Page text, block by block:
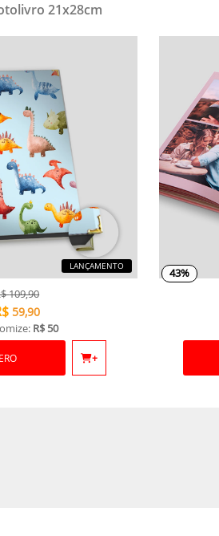
21x28cm
LANÇAMENTO
109,90
59,90
R$ 50
+
43%